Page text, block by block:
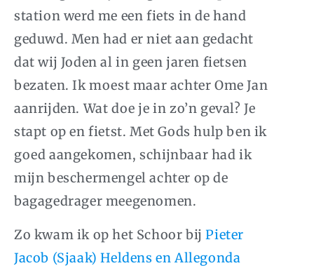
station werd me een fiets in de hand
geduwd. Men had er niet aan gedacht
dat wij Joden al in geen jaren fietsen
bezaten. Ik moest maar achter Ome Jan
aanrijden. Wat doe je in zo’n geval? Je
stapt op en fietst. Met Gods hulp ben ik
goed aangekomen, schijnbaar had ik
mijn beschermengel achter op de
bagagedrager meegenomen.
Zo kwam ik op het Schoor bijPieter
Jacob (Sjaak) Heldens en Allegonda